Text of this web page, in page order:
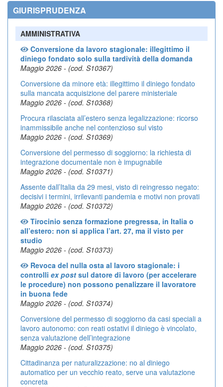
GIURISPRUDENZA
AMMINISTRATIVA
Conversione da lavoro stagionale: illegittimo il
diniego fondato solo sulla tardività della domanda
Maggio 2026 - (cod. S10367)
Conversione da minore età: illegittimo il diniego fondato
sulla mancata acquisizione del parere ministeriale
Maggio 2026 - (cod. S10368)
Procura rilasciata all’estero senza legalizzazione: ricorso
inammissibile anche nel contenzioso sul visto
Maggio 2026 - (cod. S10369)
Conversione del permesso di soggiorno: la richiesta di
integrazione documentale non è impugnabile
Maggio 2026 - (cod. S10371)
Assente dall’Italia da 29 mesi, visto di reingresso negato:
decisivi i termini, irrilevanti pandemia e motivi non provati
Maggio 2026 - (cod. S10372)
Tirocinio senza formazione pregressa, in Italia o
all’estero: non si applica l’art. 27, ma il visto per
studio
Maggio 2026 - (cod. S10373)
Revoca del nulla osta al lavoro stagionale: i
controlli ex post sul datore di lavoro (per accelerare
le procedure) non possono penalizzare il lavoratore
in buona fede
Maggio 2026 - (cod. S10374)
Conversione del permesso di soggiorno da casi speciali a
lavoro autonomo: con reati ostativi il diniego è vincolato,
senza valutazione dell’integrazione
Maggio 2026 - (cod. S10375)
Cittadinanza per naturalizzazione: no al diniego
automatico per un vecchio reato, serve una valutazione
concreta